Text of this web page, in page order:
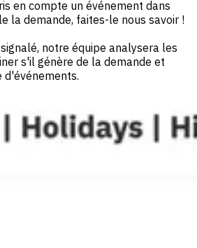
en compte un événement dans
la demande, faites-le nous savoir !
notre équipe analysera les
s'il génère de la demande et